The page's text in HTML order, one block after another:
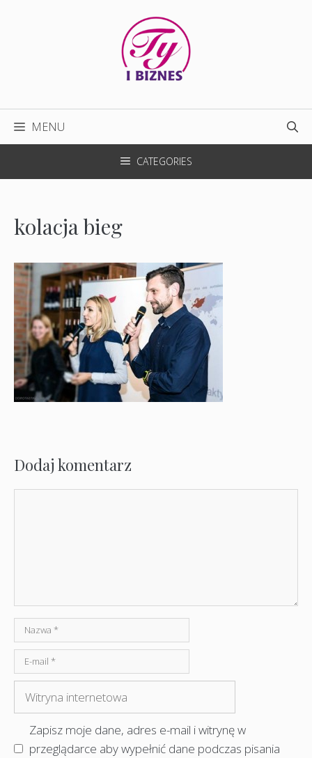
MENU
CATEGORIES
kolacja bieg
Dodaj komentarz
Nazwa
mail
internetowa
Zapisz moje dane, adres e-mail i witrynę w
przeglądarce aby wypełnić dane podczas pisania